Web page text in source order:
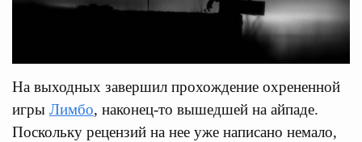
На выходных завершил прохождение охрененной
игры Лимбо, наконец-то вышедшей на айпаде.
Поскольку рецензий на нее уже написано немало,